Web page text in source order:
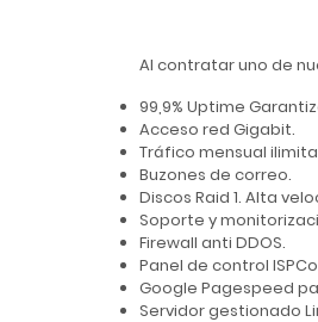
Al contratar uno de
99,9% Uptime
Acceso red Gigabit.
Tráfico mensual
Buzones de correo.
Discos Raid 1. Alta
Soporte y
Firewall anti DDOS.
Panel de control
Google Pagespeed
Servidor gestionado